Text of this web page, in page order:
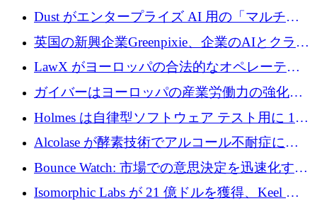
ロを調達
Dust がエンタープライズ AI 用の「マルチプ
レイヤー」オペレーティング システムを構築
するシリーズ B で 4,000 万ドルを調達
英国の新興企業Greenpixie、企業のAIとクラウ
ドのエネルギー無駄を削減するために470万ポ
ンドを調達
LawX がヨーロッパの合法的なオペレーティ
ング システムを構築するために 750 万ユーロ
を調達
ガイバーはヨーロッパの産業労働力の強化に
貢献するために 140 万ユーロを獲得
Holmes は自律型ソフトウェア テスト用に 110
万ユーロのプレシードを提供して開始
Alcolase が酵素技術でアルコール不耐症に取
り組むために 150 万ユーロを調達
Bounce Watch: 市場での意思決定を迅速化する
ためのインテリジェンス層を構築する
Isomorphic Labs が 21 億ドルを獲得、Keel の